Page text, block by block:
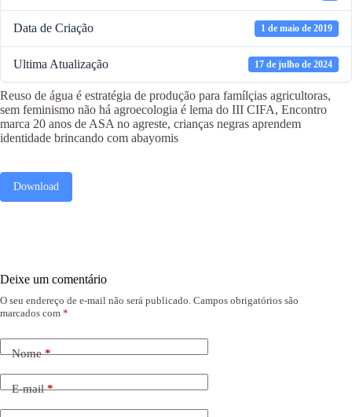
Data de Criação 1 de maio de 2019
Ultima Atualização 17 de julho de 2024
Reuso de água é estratégia de produção para famílçias agricultoras,
sem feminismo não há agroecologia é lema do III CIFA, Encontro
marca 20 anos de ASA no agreste, crianças negras aprendem
identidade brincando com abayomis
Download
Deixe um comentário
O seu endereço de e-mail não será publicado. Campos obrigatórios são
marcados com *
Nome*
E-mail*